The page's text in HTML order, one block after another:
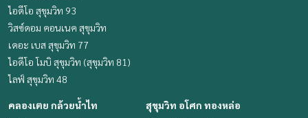
ไอดีโอ สุขุมวิท 93
วิสซ์ดอม คอนเนค สุขุมวิท
เดอะ เบส สุขุมวิท 77
ไอดีโอ โมบิ สุขุมวิท (สุขุมวิท 81)
ไลฟ์ สุขุมวิท 48
คลองเตย กล้วยน้ำไท
สุขุมวิท อโศก ทองหล่อ